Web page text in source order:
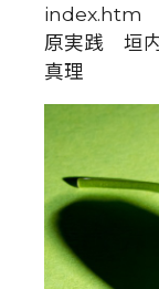
index.htm
原実践 垣
真理